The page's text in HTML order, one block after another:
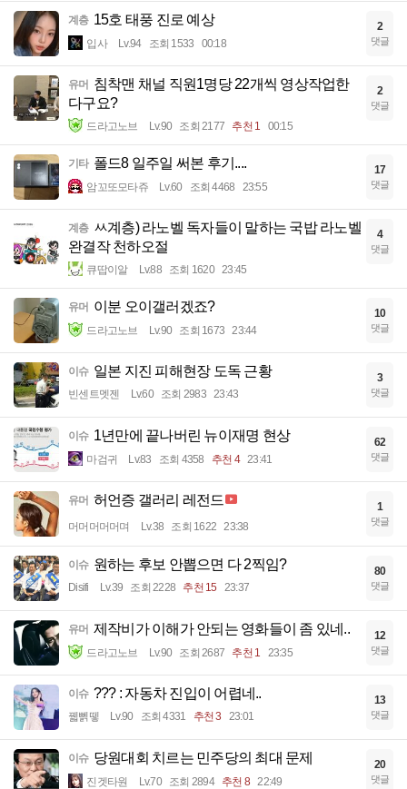
계층 15호 태풍 진로 예상
입사 Lv.94 조회 1533 00:18
2
댓글
유머 침착맨 채널 직원1명당 22개씩 영상작업한
다구요?
드라고노브 Lv.90 조회 2177 추천 1 00:15
2
댓글
기타 폴드8 일주일 써본 후기....
암꼬또모타쥬 Lv.60 조회 4468 23:55
17
댓글
계층 ㅆ계층) 라노벨 독자들이 말하는 국밥 라노벨
완결작 천하오절
큐땁이알 Lv.88 조회 1620 23:45
4
댓글
유머 이분 오이갤러겠죠?
드라고노브 Lv.90 조회 1673 23:44
10
댓글
이슈 일본 지진 피해현장 도독 근황
빈센트멧젠 Lv.60 조회 2983 23:43
3
댓글
이슈 1년만에 끝나버린 뉴이재명 현상
마검귀 Lv.83 조회 4358 추천 4 23:41
62
댓글
유머 허언증 갤러리 레전드
머머머머머며 Lv.38 조회 1622 23:38
1
댓글
이슈 원하는 후보 안뽑으면 다 2찍임?
Disifi Lv.39 조회 2228 추천 15 23:37
80
댓글
유머 제작비가 이해가 안되는 영화들이 좀 있네..
드라고노브 Lv.90 조회 2687 추천 1 23:35
12
댓글
이슈 ??? : 자동차 진입이 어렵네..
꿻뻵뗗 Lv.90 조회 4331 추천 3 23:01
13
댓글
이슈 당원대회 치르는 민주당의 최대 문제
진겟타원 Lv.70 조회 2894 추천 8 22:49
20
댓글